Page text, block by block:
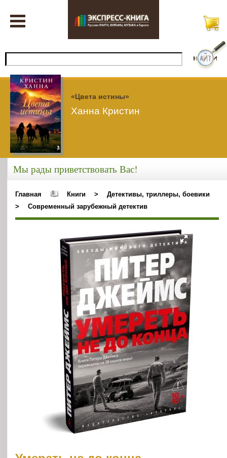
«Цвета истины»
Ханна Кристин
Мы рады приветствовать Вас!
Главная Книги >
Детективы, триллеры, боевики
>
Современный зарубежный детектив